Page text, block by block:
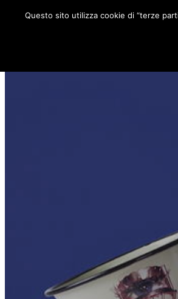
Questo sito utilizza cookie di “terze